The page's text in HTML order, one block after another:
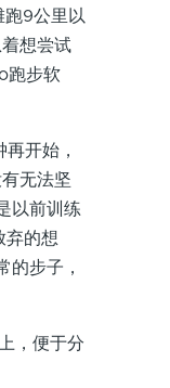
9公里以
想尝试
跑步软
开始，
无法坚
以前训练
弃的想
的步子，
，便于分